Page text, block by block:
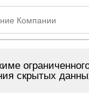
скрытых